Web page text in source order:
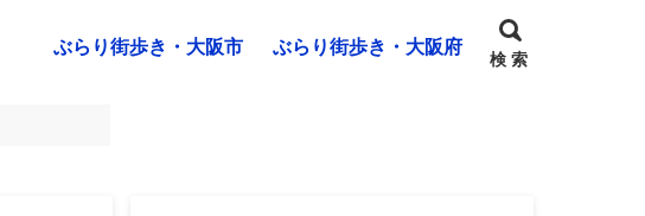
ぶらり街歩き・大阪市 ぶらり街歩き・大阪府
検 索